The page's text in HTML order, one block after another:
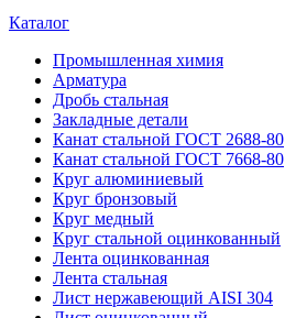
Каталог
Промышленная химия
Арматура
Дробь стальная
Закладные детали
Канат стальной ГОСТ 2688-80
Канат стальной ГОСТ 7668-80
Круг алюминиевый
Круг бронзовый
Круг медный
Круг стальной оцинкованный
Лента оцинкованная
Лента стальная
Лист нержавеющий AISI 304